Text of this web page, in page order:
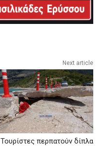
Next article
Τουρίστες περπατούν δίπλα